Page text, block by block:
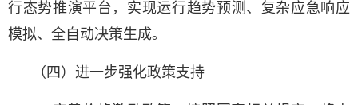
行态势推演平台，实现运行趋势预测、复杂应急响应
模拟、全自动决策生成。
（四）进一步强化政策支持